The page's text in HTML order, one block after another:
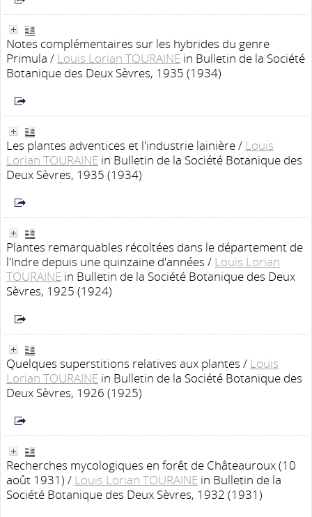
Notes complémentaires sur les hybrides du genre
Primula / Louis Lorian TOURAINE in Bulletin de la Société
Botanique des Deux Sèvres, 1935 (1934)
Les plantes adventices et l'industrie lainière/ Louis
Lorian TOURAINE in Bulletin de la Société Botanique des
Deux Sèvres, 1935 (1934)
Plantes remarquables récoltées dans le département de
l'Indre depuis une quinzaine d'années / Louis Lorian
TOURAINE in Bulletin de la Société Botanique des Deux
Sèvres, 1925 (1924)
Quelques superstitions relatives aux plantes / Louis
Lorian TOURAINE in Bulletin de la Société Botanique des
Deux Sèvres, 1926 (1925)
Recherches mycologiques en forêt de Châteauroux (10
août 1931) / Louis Lorian TOURAINE in Bulletin de la
Société Botanique des Deux Sèvres, 1932 (1931)